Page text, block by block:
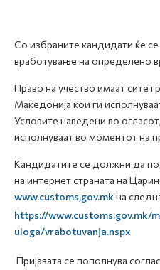
Со избраните кандидати ќе
вработување на определено
Право на учество имаат сите
Македонија кои ги
Условите наведени во
исполнуваат во моментот на
Кандидатите се должни да
на интернет страната на
www.customs,gov.mk на
https://www.customs.gov.mk/
uloga/vrabotuvanja.nspx
Пријавата се пополнува